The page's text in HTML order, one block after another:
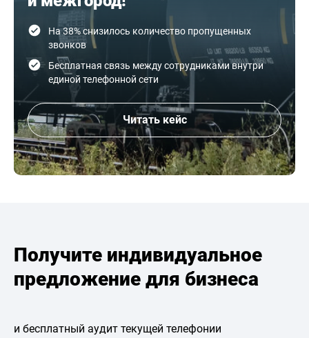
На 38% снизилось количество пропущенных
звонков
Бесплатная связь между сотрудниками внутри
единой телефонной сети
Читать кейс
Получите индивидуальное
предложение для бизнеса
и бесплатный аудит текущей телефонии